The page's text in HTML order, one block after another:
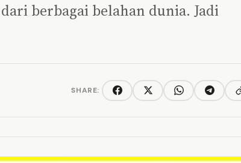
berbagai belahan dunia. Jadi
SHARE: FacebookTwitter/XWhatsAppTelegram